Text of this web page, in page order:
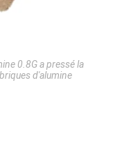
0.8G a pressé la
d'alumine